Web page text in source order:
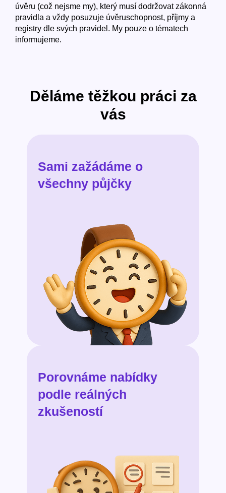
úvěru (což nejsme my), který musí dodržovat zákonná
pravidla a vždy posuzuje úvěruschopnost, příjmy a
registry dle svých pravidel. My pouze o tématech
informujeme.
Děláme těžkou práci za
vás
Sami zažádáme o
všechny půjčky
Porovnáme nabídky
podle reálných
zkušeností